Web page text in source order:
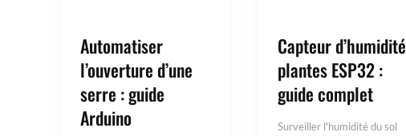
Automatiser
l’ouverture d’une
serre : guide
Arduino
Capteur d’humidité
plantes ESP32 :
guide complet
Surveiller l'humidité du sol